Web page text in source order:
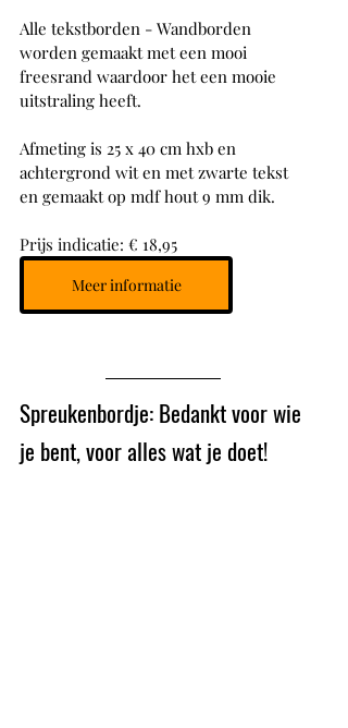
Alle tekstborden - Wandborden
worden gemaakt met een mooi
freesrand waardoor het een mooie
uitstraling heeft.
Afmeting is 25 x 40 cm hxb en
achtergrond wit en met zwarte tekst
en gemaakt op mdf hout 9 mm dik.
Prijs indicatie: € 18,95
Meer informatie
Spreukenbordje: Bedankt voor wie
je bent, voor alles wat je doet!